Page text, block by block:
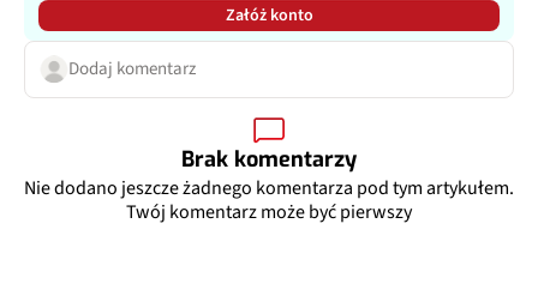
Załóż konto
Dodaj komentarz
Brak komentarzy
Nie dodano jeszcze żadnego komentarza pod tym artykułem.
Twój komentarz może być pierwszy